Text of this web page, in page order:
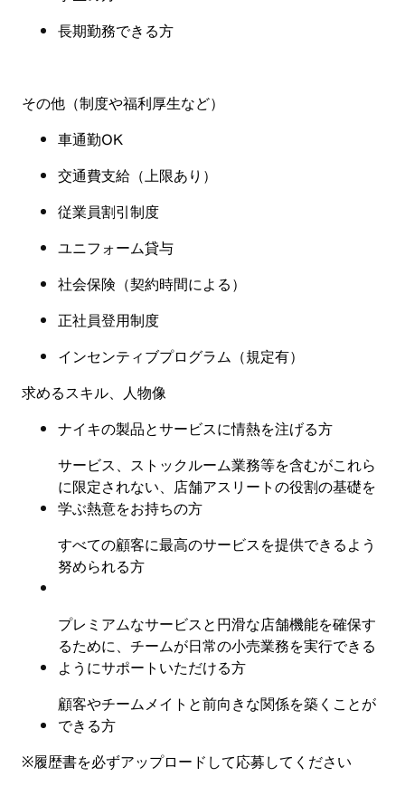
長期勤務できる方
その他（制度や福利厚生など）
車通勤OK
交通費支給（上限あり）
従業員割引制度
ユニフォーム貸与
社会保険 （契約時間による）
正社員登用制度
インセンティブプログラム（規定有）
求めるスキル、人物像
ナイキの製品とサービスに情熱を注げる方
サービス、ストックルーム業務等を含むがこれら
に限定されない、店舗アスリートの役割の基礎を
学ぶ熱意をお持ちの方
すべての顧客に最高のサービスを提供できるよう
努められる方
プレミアムなサービスと円滑な店舗機能を確保す
るために、チームが日常の小売業務を実行できる
ようにサポートいただける方
顧客やチームメイトと前向きな関係を築くことが
できる方
※履歴書を必ずアップロードして応募してください